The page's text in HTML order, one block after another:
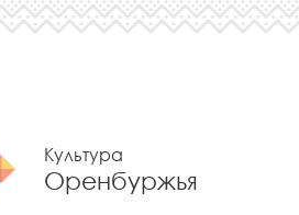
Культура
Оренбуржья